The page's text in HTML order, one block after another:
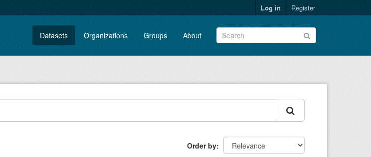
Log in Register
Datasets Organizations Groups About
Order by